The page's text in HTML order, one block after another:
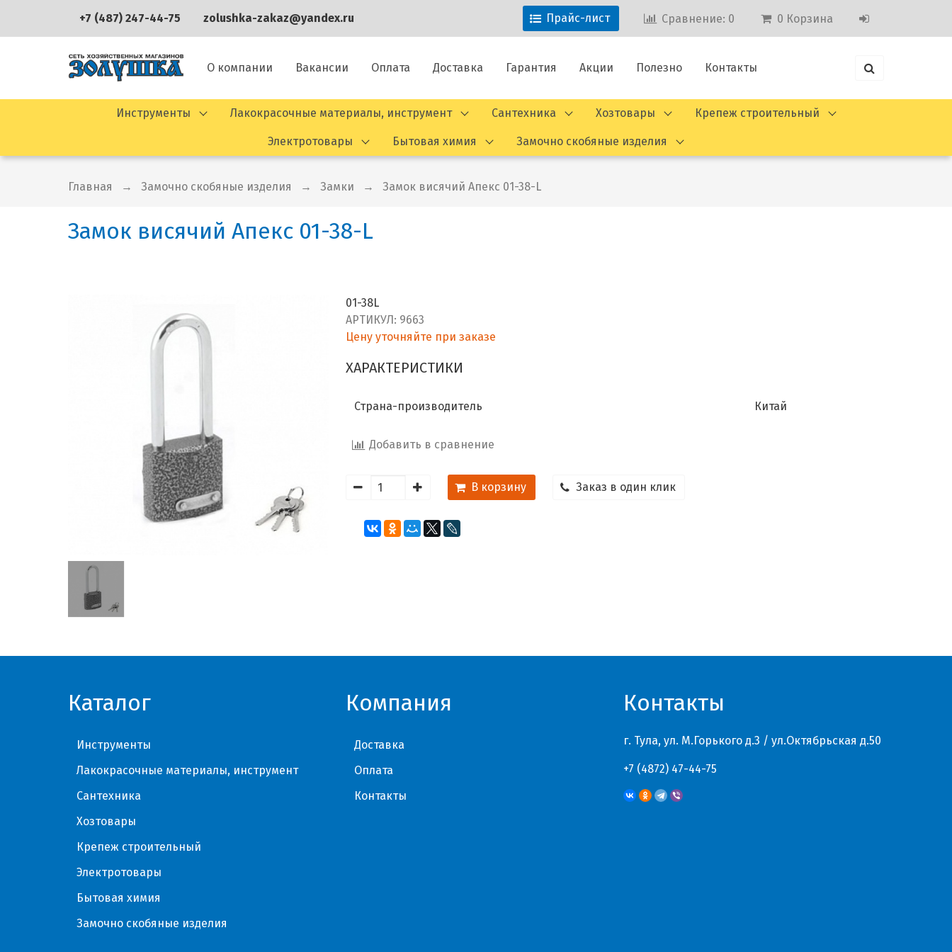
+7 (487) 247-44-75 zolushka-zakaz@yandex.ru Прайс-лист Сравнение: 0 0 Корзина
О компании Вакансии Оплата Доставка Гарантия Акции Полезно Контакты
Инструменты Лакокрасочные материалы, инструмент Сантехника Хозтовары Крепеж строительный
Электротовары Бытовая химия Замочно скобяные изделия
Главная Замочно скобяные изделия Замки Замок висячий Апекс 01-38-L
Замок висячий Апекс 01-38-L
01-38L
АРТИКУЛ: 9663
Цену уточняйте при заказе
ХАРАКТЕРИСТИКИ
Страна-производитель Китай
Добавить в сравнение
В корзину Заказ в один клик
Каталог
Инструменты
Лакокрасочные материалы, инструмент
Сантехника
Хозтовары
Крепеж строительный
Электротовары
Бытовая химия
Замочно скобяные изделия
Компания
Доставка
Оплата
Контакты
Контакты
г. Тула, ул. М.Горького д.3 / ул.Октябрьская д.50
+7 (4872) 47-44-75